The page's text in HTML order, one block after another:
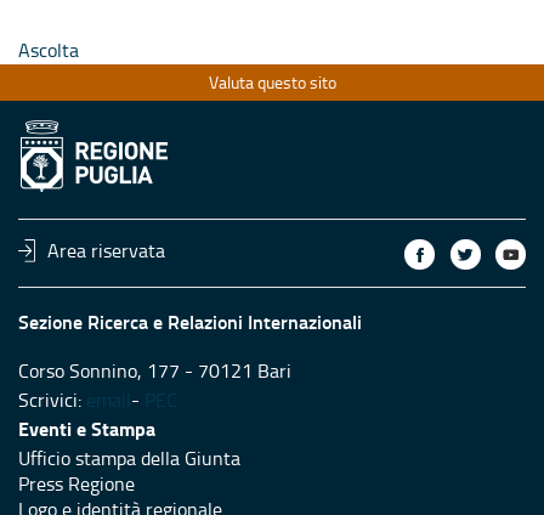
Ascolta
Valuta questo sito
Area riservata
Sezione Ricerca e Relazioni Internazionali
Corso Sonnino, 177 - 70121 Bari
Scrivici: email - PEC
Eventi e Stampa
Ufficio stampa della Giunta
Press Regione
Logo e identità regionale